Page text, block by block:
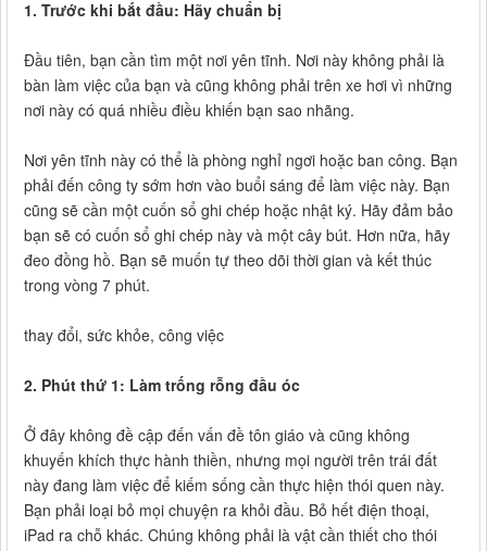
1. Trước khi bắt đầu: Hãy chuẩn bị
Đầu tiên, bạn cần tìm một nơi yên tĩnh. Nơi này không phải là
bàn làm việc của bạn và cũng không phải trên xe hơi vì những
nơi này có quá nhiều điều khiến bạn sao nhãng.
Nơi yên tĩnh này có thể là phòng nghỉ ngơi hoặc ban công. Bạn
phải đến công ty sớm hơn vào buổi sáng để làm việc này. Bạn
cũng sẽ cần một cuốn sổ ghi chép hoặc nhật ký. Hãy đảm bảo
bạn sẽ có cuốn sổ ghi chép này và một cây bút. Hơn nữa, hãy
đeo đồng hồ. Bạn sẽ muốn tự theo dõi thời gian và kết thúc
trong vòng 7 phút.
thay đổi, sức khỏe, công việc
2. Phút thứ 1: Làm trống rỗng đầu óc
Ở đây không đề cập đến vấn đề tôn giáo và cũng không
khuyến khích thực hành thiền, nhưng mọi người trên trái đất
này đang làm việc để kiếm sống cần thực hiện thói quen này.
Bạn phải loại bỏ mọi chuyện ra khỏi đầu. Bỏ hết điện thoại,
iPad ra chỗ khác. Chúng không phải là vật cần thiết cho thói